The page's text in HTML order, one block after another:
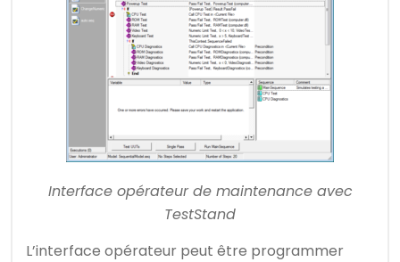
Interface opérateur de maintenance avec
TestStand
L’interface opérateur peut être programmer